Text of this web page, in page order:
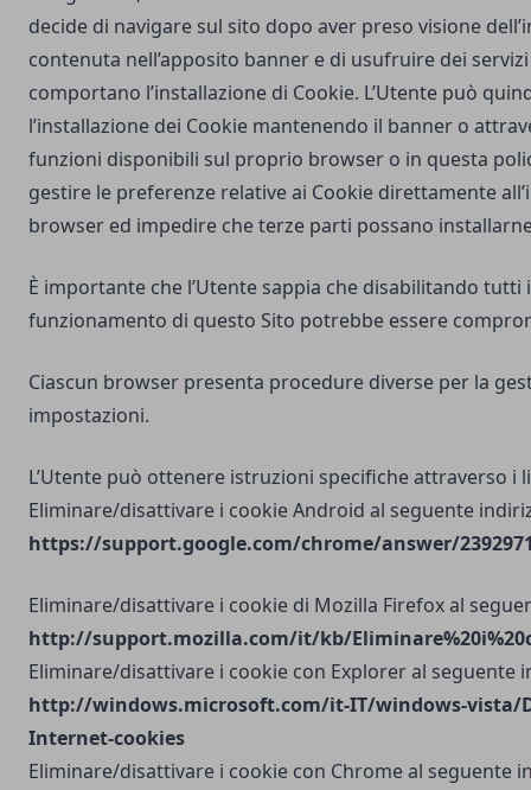
decide di navigare sul sito dopo aver preso visione
contenuta nell’apposito banner e di usufruire dei
comportano l’installazione di Cookie. L’Utente può
l’installazione dei Cookie mantenendo il banner o
funzioni disponibili sul proprio browser o in questa
gestire le preferenze relative ai Cookie direttamente
browser ed impedire che terze parti possano
È importante che l’Utente sappia che disabilitando tutti
funzionamento di questo Sito potrebbe essere
Ciascun browser presenta procedure diverse per la
impostazioni.
L’Utente può ottenere istruzioni specifiche attraverso i
Eliminare/disattivare i cookie Android al seguente
https://support.google.com/chrome/answer/
Eliminare/disattivare i cookie di Mozilla Firefox al
http://support.mozilla.com/it/kb/
Eliminare/disattivare i cookie con Explorer al seguente
http://windows.microsoft.com/it-IT/windows-vista/
Internet-cookies
Eliminare/disattivare i cookie con Chrome al seguente